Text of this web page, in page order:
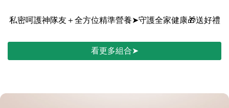
私密呵護神隊友＋全方位精準營養➤守護全家健康🎁送好禮
看更多組合➤